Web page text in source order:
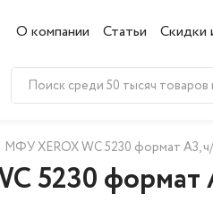
О компании Статьи Скидки
МФУ XEROX WC 5230 формат А3,
5230 формат